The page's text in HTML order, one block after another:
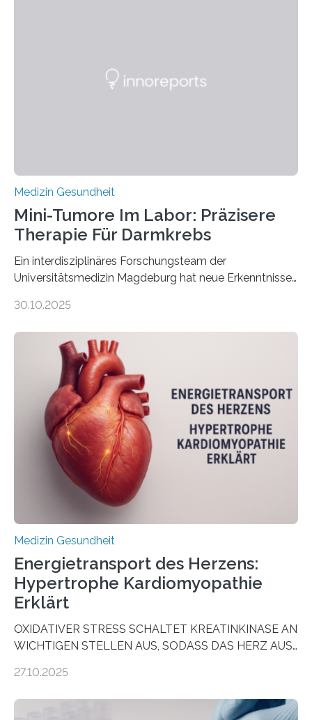
Medizin Gesundheit
Mini-Tumore Im Labor: Präzisere
Therapie Für Darmkrebs
Ein interdisziplinäres Forschungsteam der
Universitätsmedizin Magdeburg hat neue Erkenntnisse
behandelt werden kann. In ihrer aktuellen Studie,
Oncology, zeigen die Forschenden, dass Mini-Tumore
aus Gewebe von Patientinnen und Patienten –
sogenannte Organoide – genutzt werden können, um
vorab zu prüfen, welche Medikamente am besten
wirken. Dabei wurde ein Eiweiß identifiziert, das künftig
als Biomarker für die Wahl der passenden Therapie
dienen könnte. Darmkrebs zählt weltweit zu den
häufigsten Krebsarten und stellt…
30.10.2025
Medizin Gesundheit
Energietransport des Herzens:
Hypertrophe Kardiomyopathie
Erklärt
OXIDATIVER STRESS SCHALTET KREATINKINASE AN
WICHTIGEN STELLEN AUS, SODASS DAS HERZ AUS
aus dem Deutschen Zentrum für Herzinsuffizienz
im Journal Circulation, warum der Energietransport bei
27.10.2025